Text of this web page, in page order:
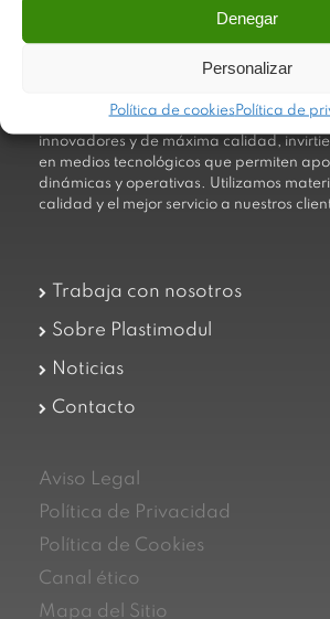
Denegar
Personalizar
Política de cookies Política de
Plastimodul tiene como objetivo ofrecer
innovadores y de máxima calidad,
en medios tecnológicos que permiten
dinámicas y operativas. Utilizamos
calidad y el mejor servicio a nuestros
Trabaja con nosotros
Sobre Plastimodul
Noticias
Contacto
Aviso Legal
Política de Privacidad
Política de Cookies
Canal ético
Mapa del Sitio